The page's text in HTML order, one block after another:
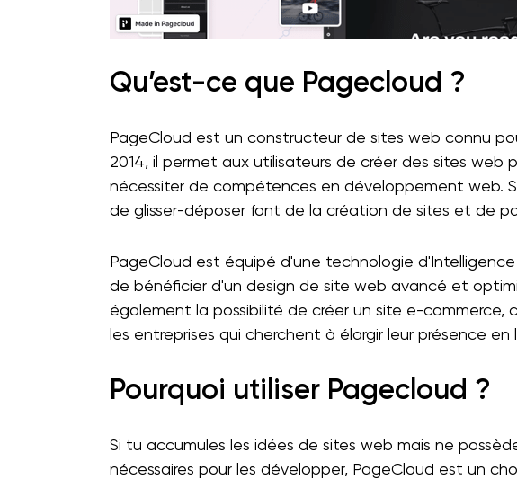
Qu’est-ce que Pagecloud ?
PageCloud est un constructeur de sites web connu
2014, il permet aux utilisateurs de créer des sites web
nécessiter de compétences en développement web.
de glisser-déposer font de la création de sites et de
PageCloud est équipé d'une technologie
de bénéficier d'un design de site web avancé et
également la possibilité de créer un site e-commerce,
les entreprises qui cherchent à élargir leur présence en
Pourquoi utiliser Pagecloud ?
Si tu accumules les idées de sites web mais ne
nécessaires pour les développer, PageCloud est un